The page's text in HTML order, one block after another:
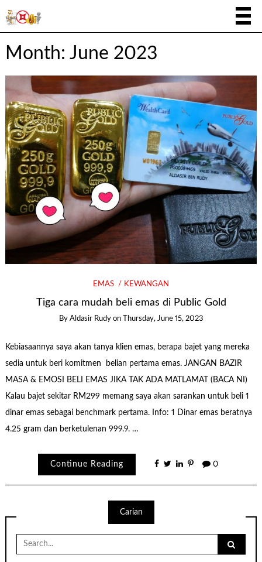
Month: June 2023
EMAS KEWANGAN
Tiga cara mudah beli emas di Public Gold
By Aldasir Rudy on Thursday, June 15, 2023
Kebiasaannya saya akan tanya klien emas, berapa bajet yang mereka
sedia untuk beri komitmen belian pertama emas. JANGAN BAZIR
MASA & EMOSI BELI EMAS JIKA TAK ADA MATLAMAT (BACA NI)
Kalau bajet sekitar RM299 memang saya akan sarankan untuk beli 1
dinar emas sebagai benchmark pertama. Info: 1 Dinar emas beratnya
4.25 gram dan berketulenan 999.9. …
Continue Reading 0
Carian
Search
for: